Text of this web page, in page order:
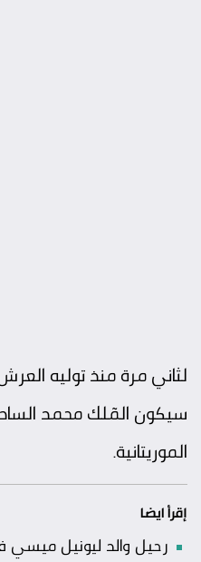
سيكون المٓلك محمد
الموريتانية.
إقرأ ايضا
رحيل والد ليونيل